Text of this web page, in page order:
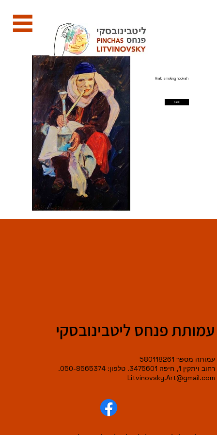
Arab smoking hookah
back
עמותת פנחס ליטבינובסקי
עמותה מספר 580118261
רחוב ויתקין 1, חיפה 3475601. טלפון: 050-8565374.
Litvinovsky.Art@gmail.com